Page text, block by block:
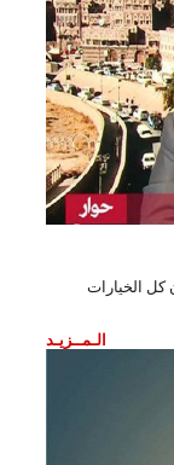
كل الخيارات
الـمــزيـد